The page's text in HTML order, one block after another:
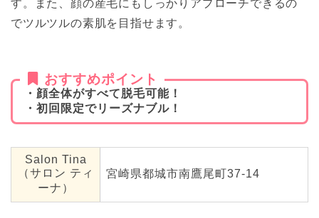
す。また、顔の産毛にもしっかりアプローチできるの
でツルツルの素肌を目指せます。
おすすめポイント
・顔全体がすべて脱毛可能！
・初回限定でリーズナブル！
Salon Tina
（サロン ティ
ーナ）
宮崎県都城市南鷹尾町37-14